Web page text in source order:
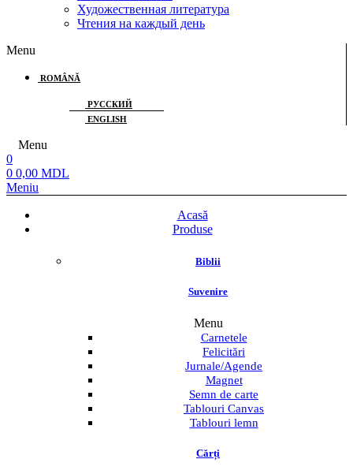
Художественная литература
Чтения на каждый день
Menu
ROMÂNĂ
РУССКИЙ
ENGLISH
Menu
0
0 0,00 MDL
Meniu
Acasă
Produse
Biblii
Suvenire
Menu
Carnetele
Felicitări
Jurnale/Agende
Magnet
Semn de carte
Tablouri Canvas
Tablouri lemn
Cărți